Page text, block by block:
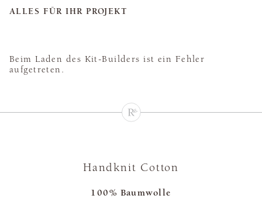
ALLES FÜR IHR PROJEKT
Beim Laden des Kit-Builders ist ein Fehler
aufgetreten.
Handknit Cotton
100% Baumwolle